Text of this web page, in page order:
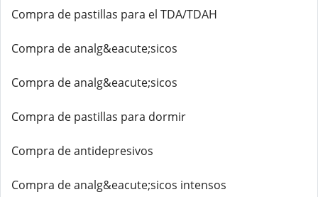
Compra de pastillas para el TDA/TDAH
Compra de analg&eacute;sicos
Compra de analg&eacute;sicos
Compra de pastillas para dormir
Compra de antidepresivos
Compra de analg&eacute;sicos intensos